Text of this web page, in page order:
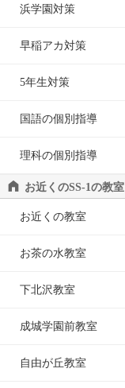
浜学園対策
早稲アカ対策
5年生対策
国語の個別指導
理科の個別指導
お近くのSS-1の教室
お近くの教室
お茶の水教室
下北沢教室
成城学園前教室
自由が丘教室